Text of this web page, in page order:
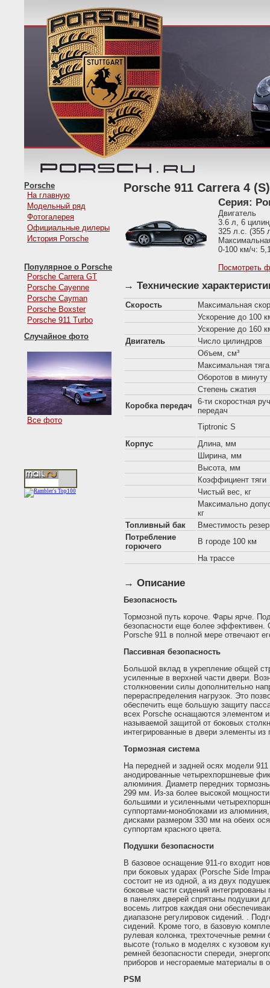
Porsche
На главную
Модельный ряд
Фотогалерея
Официальные дилеры
История Porsche
Популярное о Porsche
Porsche Carrera GT
Porsche Cayenne
Porsche Cayman
Porsche Boxster
Porsche 911 Turbo
Случайное фото
Все фото
Porsche 911 Carrera 4 (S)
Серия:
Двигатель
3.6 л, 6
325 л.с. (355
0-100 км/ч:
Посмотреть
→ Технические
Скорость
Максимальная
Ускорение до 100
Ускорение до 160
Двигатель
Число цилиндров
Объем, см³
Максимальная
Оборотов в минуту
Степень сжатия
Коробка передач
6-ти скоростная
передач
Tiptronic S
Корпус
Длина, мм
Ширина, мм
Высота, мм
Коэффициент тяги
Чистый вес, кг
Максимально
кг
Топливный бак
Вместимость
Потребление
горючего
В городе 100 км
На трассе
→ Описание
Безопасность
Тормозной путь короче. Фары ярче.
безопасности еще более эффективен.
Porsche 911 в полной мере отвечают
Пассивная безопасность
Большой вклад в укрепление общей
усиленные в верхней части двери.
столкновении силы дополнительно
перераспределения нагрузок. Это
обеспечить еще большую защиту
всех Porsche оснащаются элементом
называемой защитой от боковых
интегрированные в двери элементы
Тормозная система
На передней и задней осях модели
анодированные четырехпоршневые
алюминия. Диаметр передних
299 мм. Из-за более высокой
большими и усиленными
суппортами-моноблоками из
дисками размером 330 мм на обеих
суппортам красного цвета.
Подушки безопасности
В базовое оснащение 911-го входит
при боковых ударах (Porsche Side
состоит не из одной, а из двух
боковые части сидений
в панелях дверей спрятаны подушки
восемь литров каждая они
диапазоне регулировок сидений. .
сидений. Кроме того, в базовую
рулевая колонка, трехточечные ремни
высоте (только в моделях с кузовом
ремней безопасности спереди,
приборов и несгораемые материалы в
PSM